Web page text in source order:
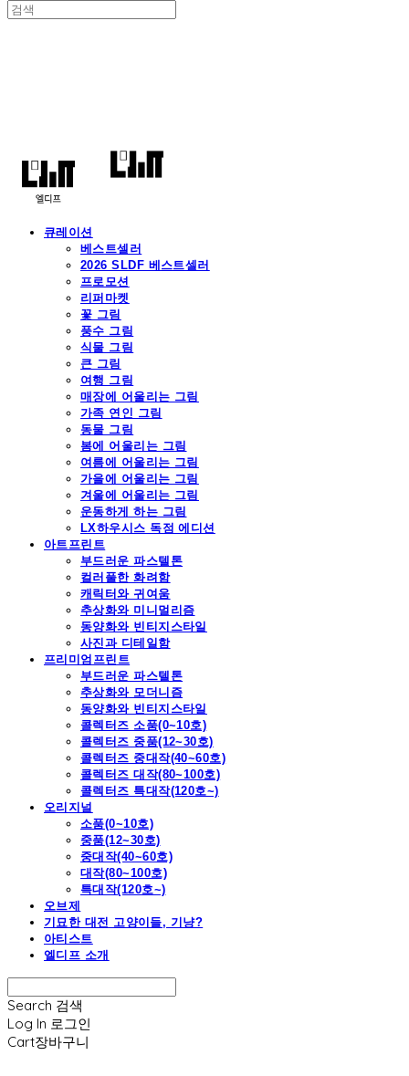
큐레이션
베스트셀러
2026 SLDF 베스트셀러
프로모션
리퍼마켓
꽃 그림
풍수 그림
식물 그림
큰 그림
여행 그림
매장에 어울리는 그림
가족 연인 그림
동물 그림
봄에 어울리는 그림
여름에 어울리는 그림
가을에 어울리는 그림
겨울에 어울리는 그림
운동하게 하는 그림
LX하우시스 독점 에디션
아트프린트
부드러운 파스텔톤
컬러풀한 화려함
캐릭터와 귀여움
추상화와 미니멀리즘
동양화와 빈티지스타일
사진과 디테일함
프리미엄프린트
부드러운 파스텔톤
추상화와 모더니즘
동양화와 빈티지스타일
콜렉터즈 소품(0~10호)
콜렉터즈 중품(12~30호)
콜렉터즈 중대작(40~60호)
콜렉터즈 대작(80~100호)
콜렉터즈 특대작(120호~)
오리지널
소품(0~10호)
중품(12~30호)
중대작(40~60호)
대작(80~100호)
특대작(120호~)
오브제
기묘한 대전 고양이들, 기냥?
아티스트
엘디프 소개
Search 검색
Log In 로그인
Cart장바구니